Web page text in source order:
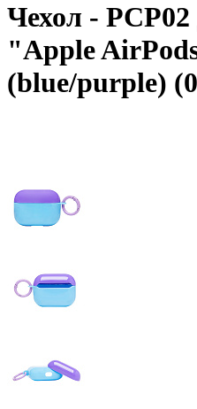
Чехол - PCP02
"Apple
(blue/purple)